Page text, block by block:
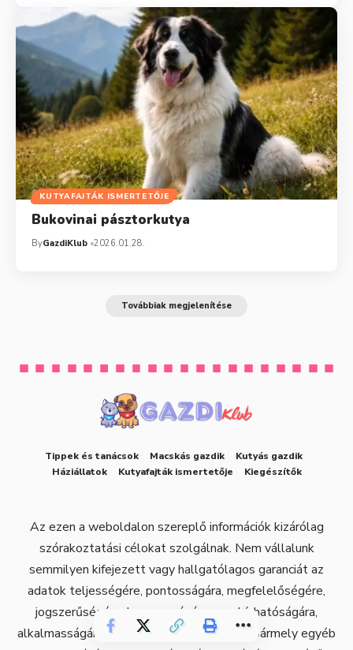
KUTYAFAJTÁK ISMERTETŐJE
Bukovinai pásztorkutya
ByGazdiKlub 2026.01.28.
Továbbiak megjelenítése
Tippek és tanácsok Macskás gazdik
Kutyás gazdik
Háziállatok
Kutyafajták ismertetője Kiegészítők
Az ezen a weboldalon szereplő információk kizárólag
szórakoztatási célokat szolgálnak. Nem vállalunk
semmilyen kifejezett vagy hallgatólagos garanciát az
adatok teljességére, pontosságára, megfelelőségére,
jogszerűségére, hasznosságára, megbízhatóságára,
alkalmasságára, hozzáférhetőségére vagy bármely egyéb